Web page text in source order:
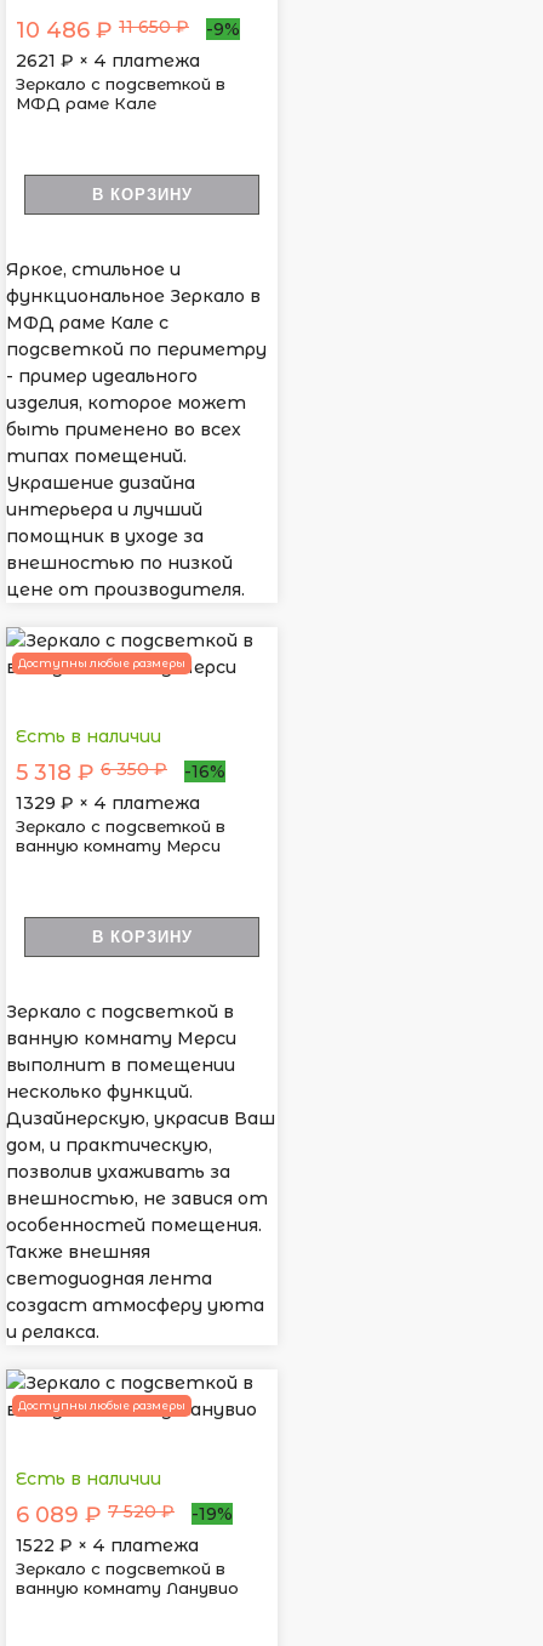
10 486 ₽ 11 650 ₽
-9%
2621 ₽ × 4 платежа
Зеркало с подсветкой в
МФД раме Кале
В КОРЗИНУ
Яркое, стильное и
функциональное Зеркало в
МФД раме Кале с
подсветкой по периметру
- пример идеального
изделия, которое может
быть применено во всех
типах помещений.
Украшение дизайна
интерьера и лучший
помощник в уходе за
внешностью по низкой
цене от производителя.
Доступны любые размеры
Есть в наличии
5 318 ₽ 6 350 ₽
-16%
1329 ₽ × 4 платежа
Зеркало с подсветкой в
ванную комнату Мерси
В КОРЗИНУ
Зеркало с подсветкой в
ванную комнату Мерси
выполнит в помещении
несколько функций.
Дизайнерскую, украсив Ваш
дом, и практическую,
позволив ухаживать за
внешностью, не завися от
особенностей помещения.
Также внешняя
светодиодная лента
создаст атмосферу уюта
и релакса.
Доступны любые размеры
Есть в наличии
6 089 ₽ 7 520 ₽
-19%
1522 ₽ × 4 платежа
Зеркало с подсветкой в
ванную комнату Ланувио